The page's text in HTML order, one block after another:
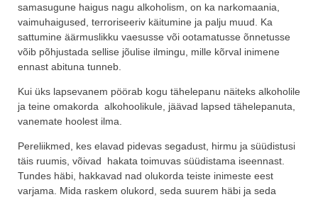
samasugune haigus nagu alkoholism, on ka narkomaania,
vaimuhaigused, terroriseeriv käitumine ja palju muud. Ka
sattumine äärmuslikku vaesusse või ootamatusse õnnetusse
võib põhjustada sellise jõulise ilmingu, mille kõrval inimene
ennast abituna tunneb.
Kui üks lapsevanem pöörab kogu tähelepanu näiteks alkoholile
ja teine omakorda alkohoolikule, jäävad lapsed tähelepanuta,
vanemate hoolest ilma.
Pereliikmed, kes elavad pidevas segadust, hirmu ja süüdistusi
täis ruumis, võivad hakata toimuvas süüdistama iseennast.
Tundes häbi, hakkavad nad olukorda teiste inimeste eest
varjama. Mida raskem olukord, seda suurem häbi ja seda